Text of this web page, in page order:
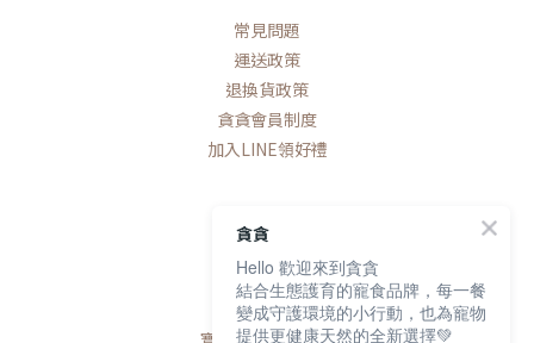
常見問題
運送政策
退換貨政策
貪貪會員制度
加入LINE領好禮
聯絡我們
貪貪
Hello 歡迎來到貪貪
結合生態護育的寵食品牌，每一餐
變成守護環境的小行動，也為寵物
提供更健康天然的全新選擇💚